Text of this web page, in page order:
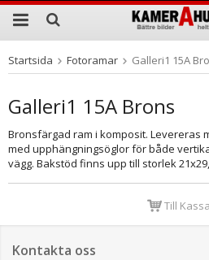
Produkten har blivit
Startsida Fotoramar Galleri1 15A
Galleri1 15A Brons
Bronsfärgad ram i komposit. Levereras
med upphängningsöglor för både
vägg. Bakstöd finns upp till storlek
Till
Kontakta oss